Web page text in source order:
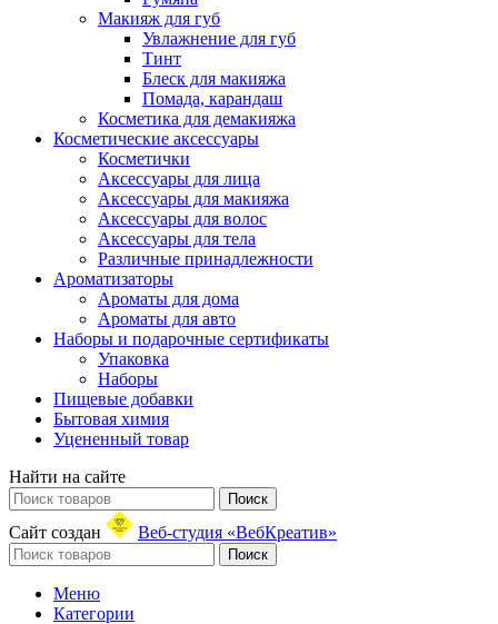
Макияж для губ
Увлажнение для губ
Тинт
Блеск для макияжа
Помада, карандаш
Косметика для демакияжа
Косметические аксессуары
Косметички
Аксессуары для лица
Аксессуары для макияжа
Аксессуары для волос
Аксессуары для тела
Различные принадлежности
Ароматизаторы
Ароматы для дома
Ароматы для авто
Наборы и подарочные сертификаты
Упаковка
Наборы
Пищевые добавки
Бытовая химия
Уцененный товар
Найти на сайте
Поиск
Сайт создан Веб-студия «ВебКреатив»
Поиск
Меню
Категории